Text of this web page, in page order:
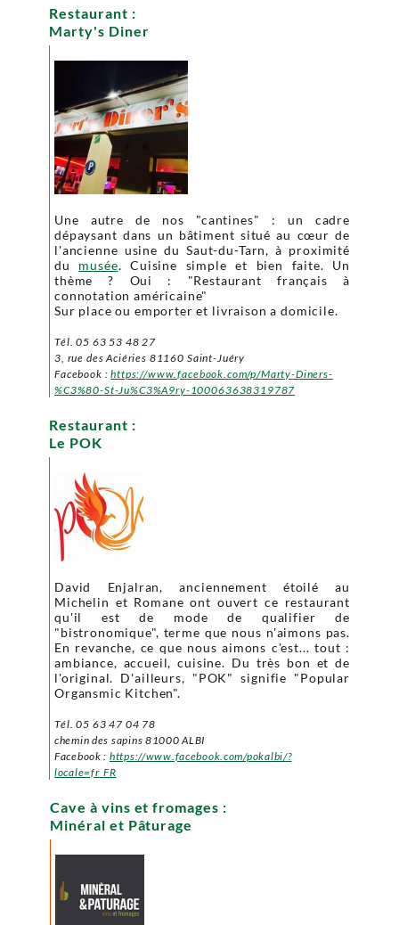
Restaurant :
Marty's Diner
Une autre de nos "cantines" : un cadre
dépaysant dans un bâtiment situé au cœur de
l'ancienne usine du Saut-du-Tarn, à proximité
du musée. Cuisine simple et bien faite. Un
thème ? Oui : "Restaurant français à
connotation américaine"
Sur place ou emporter et livraison a domicile.
Tél. 05 63 53 48 27
3, rue des Aciéries 81160 Saint-Juéry
Facebook :https://www.facebook.com/p/Marty-Diners-
%C3%80-St-Ju%C3%A9ry-100063638319787
Restaurant :
Le POK
David Enjalran, anciennement étoilé au
Michelin et Romane ont ouvert ce restaurant
qu'il est de mode de qualifier de
"bistronomique", terme que nous n'aimons pas.
En revanche, ce que nous aimons c'est... tout :
ambiance, accueil, cuisine. Du très bon et de
l'original. D'ailleurs, "POK" signifie "Popular
Organsmic Kitchen".
Tél. 05 63 47 04 78
chemin des sapins 81000 ALBI
Facebook : https://www.facebook.com/pokalbi/?
locale=fr_FR
Cave à vins et fromages :
Minéral et Pâturage